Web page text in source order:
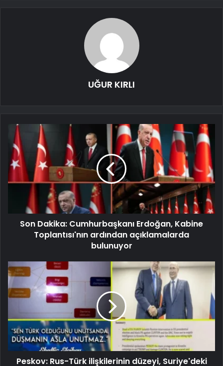
UĞUR KIRLI
Son Dakika: Cumhurbaşkanı Erdoğan, Kabine
Toplantısı'nın ardından açıklamalarda
bulunuyor
Peskov: Rus-Türk ilişkilerinin düzeyi, Suriye'deki